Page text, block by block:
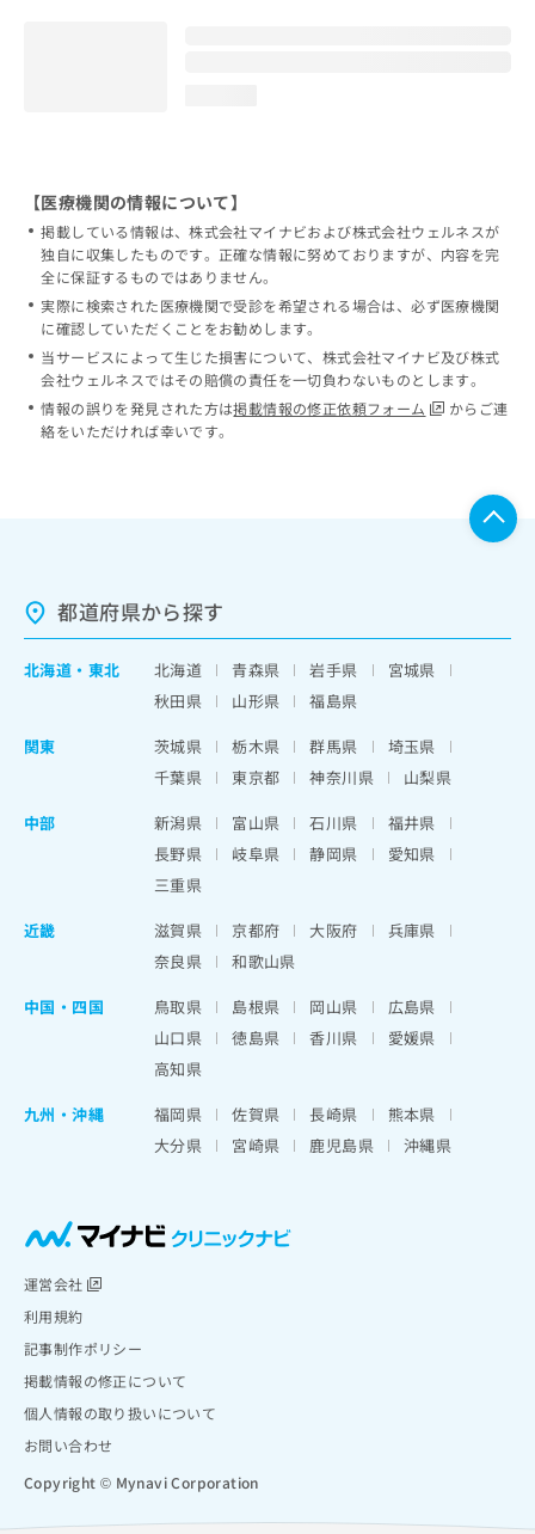
【医療機関の情報について】
掲載している情報は、株式会社マイナビおよび株式会社ウェルネスが
独自に収集したものです。正確な情報に努めておりますが、内容を完
全に保証するものではありません。
実際に検索された医療機関で受診を希望される場合は、必ず医療機関
に確認していただくことをお勧めします。
当サービスによって生じた損害について、株式会社マイナビ及び株式
会社ウェルネスではその賠償の責任を一切負わないものとします。
情報の誤りを発見された方は掲載情報の修正依頼フォーム
からご連
絡をいただければ幸いです。
都道府県から探す
北海道 ・ 東北 北海道 青森県 岩手県
宮城県
秋田県
山形県
福島県
関東
茨城県 栃木県 群馬県
埼玉県
千葉県
東京都 神奈川県
山梨県
中部
新潟県 富山県 石川県
福井県
長野県
岐阜県 静岡県
愛知県
三重県
近畿
滋賀県 京都府 大阪府
兵庫県
奈良県
和歌山県
中国・四国
鳥取県 島根県 岡山県
広島県
山口県
徳島県 香川県
愛媛県
高知県
九州・沖縄
福岡県 佐賀県 長崎県
熊本県
大分県
宮崎県 鹿児島県 沖縄県
運営会社
利用規約
記事制作ポリシー
掲載情報の修正について
個人情報の取り扱いについて
お問い合わせ
Copyright © Mynavi Corporation